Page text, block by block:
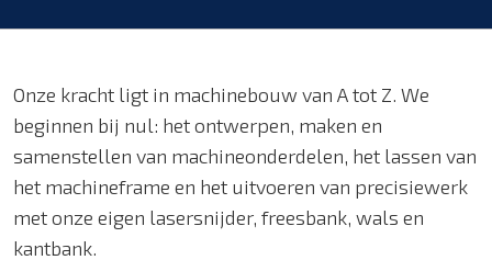
Onze kracht ligt in machinebouw van A tot Z. We
beginnen bij nul: het ontwerpen, maken en
samenstellen van machineonderdelen, het lassen van
het machineframe en het uitvoeren van precisiewerk
met onze eigen lasersnijder, freesbank, wals en
kantbank.